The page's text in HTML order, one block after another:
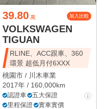
39.80 萬 加入比較
VOLKSWAGEN
TIGUAN
RLINE、ACC跟車、360
環景 超低月付6XXX
桃園市 / 川木車業
2017年 / 160,000km
認證車
五大保證
里程保證
實車實價